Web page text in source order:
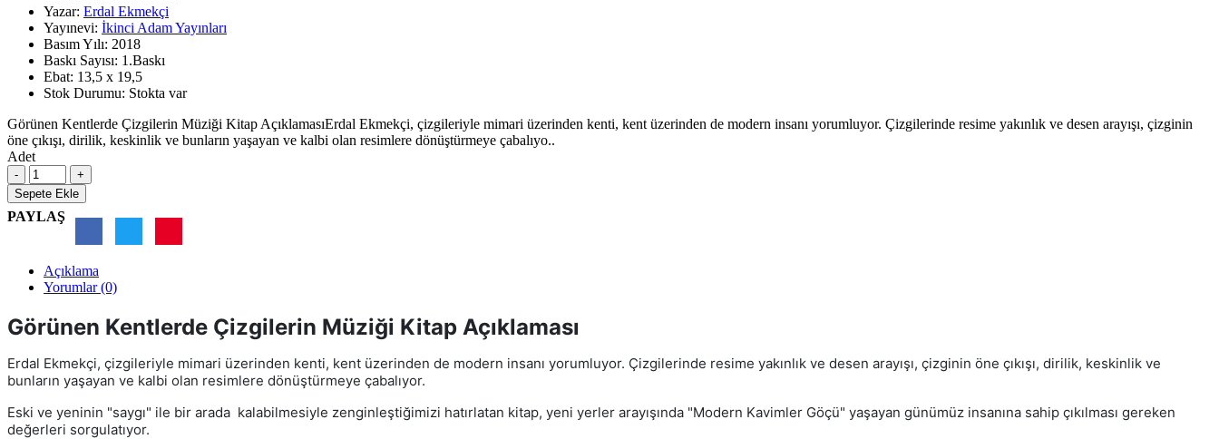
Yazar: Erdal Ekmekçi
Yayınevi: İkinci Adam Yayınları
Basım Yılı: 2018
Baskı Sayısı: 1.Baskı
Ebat: 13,5 x 19,5
Stok Durumu: Stokta var
Görünen Kentlerde Çizgilerin Müziği Kitap AçıklamasıErdal Ekmekçi, çizgileriyle mimari üzerinden kenti, kent üzerinden de modern insanı yorumluyor. Çizgilerinde resime yakınlık ve desen arayışı, çizginin
öne çıkışı, dirilik, keskinlik ve bunların yaşayan ve kalbi olan resimlere dönüştürmeye çabalıyo..
Adet
Sepete Ekle
PAYLAŞ
Açıklama
Yorumlar (0)
Görünen Kentlerde Çizgilerin Müziği Kitap Açıklaması
Erdal Ekmekçi, çizgileriyle mimari üzerinden kenti, kent üzerinden de modern insanı yorumluyor. Çizgilerinde resime yakınlık ve desen arayışı, çizginin öne çıkışı, dirilik, keskinlik ve
bunların yaşayan ve kalbi olan resimlere dönüştürmeye çabalıyor.
Eski ve yeninin "saygı" ile bir arada kalabilmesiyle zenginleştiğimizi hatırlatan kitap, yeni yerler arayışında "Modern Kavimler Göçü" yaşayan günümüz insanına sahip çıkılması gereken
değerleri sorgulatıyor.